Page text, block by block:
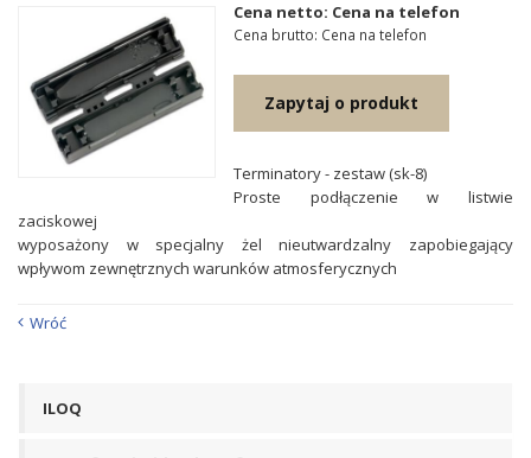
Cena netto: Cena na telefon
Cena brutto: Cena na telefon
Zapytaj o produkt
Terminatory - zestaw (sk-8)
Proste podłączenie w listwie
zaciskowej
wyposażony w specjalny żel nieutwardzalny zapobiegający
wpływom zewnętrznych warunków atmosferycznych
Wróć
ILOQ